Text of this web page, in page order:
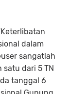
dalam
sangatlah
satu dari 5 TN
tanggal 6